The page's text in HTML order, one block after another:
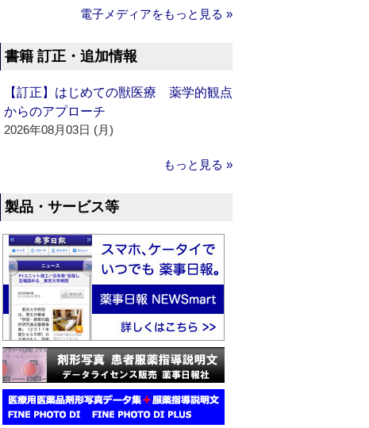
電子メディアをもっと見る »
書籍 訂正・追加情報
【訂正】はじめての獣医療 薬学的観点
からのアプローチ
2026年08月03日 (月)
もっと見る »
製品・サービス等